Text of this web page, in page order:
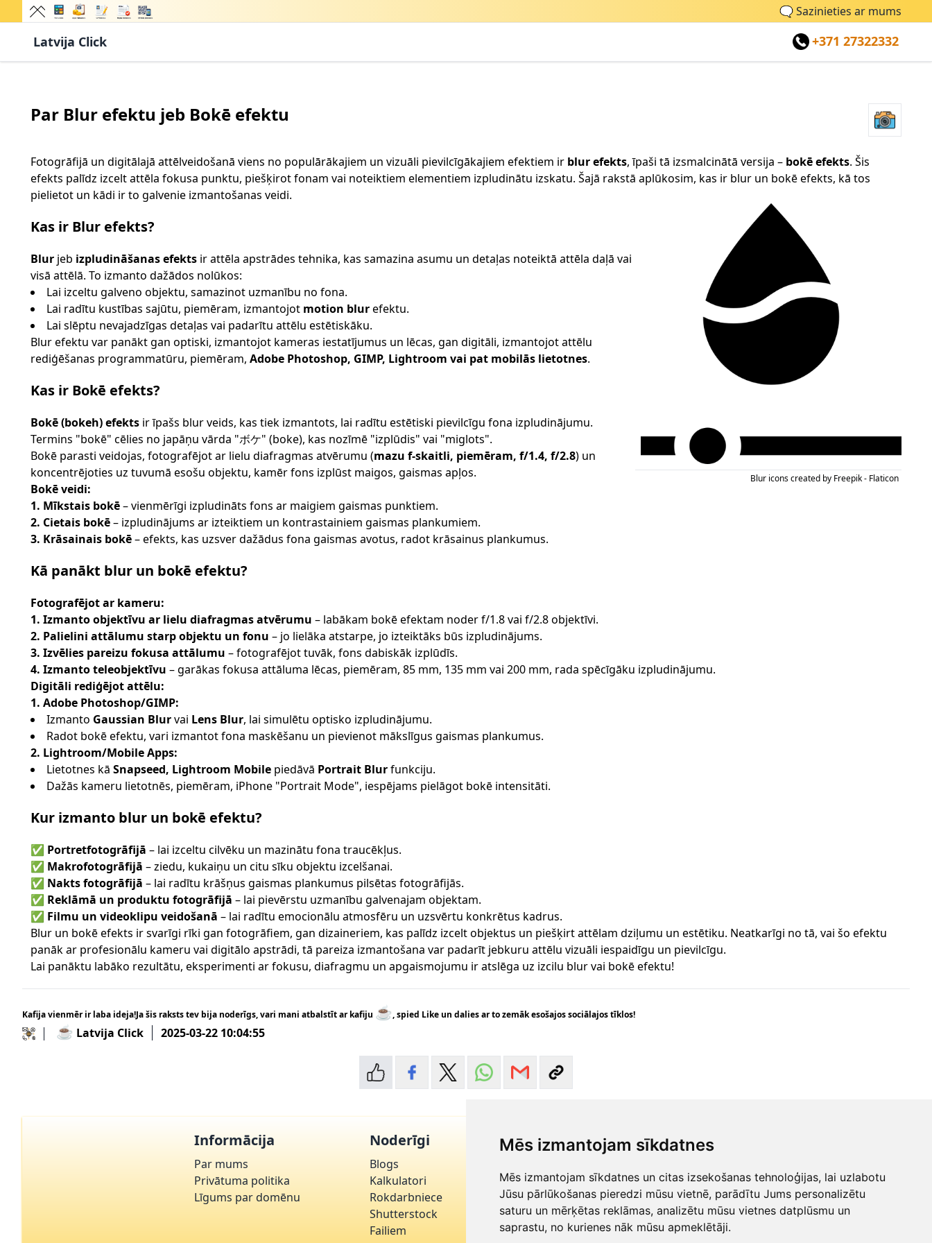
Mēs izmantojam sīkdatnes
Mēs izmantojam sīkdatnes un citas izsekošanas tehnoloģijas, lai uzlabotu
Jūsu pārlūkošanas pieredzi mūsu vietnē, parādītu Jums personalizētu
saturu un mērķētas reklāmas, analizētu mūsu vietnes datplūsmu un
saprastu, no kurienes nāk mūsu apmeklētāji.
🗨Sazinieties ar mums
Latvija Click +371 27322332
Par Blur efektu jeb Bokē efektu
Fotogrāfijā un digitālajā attēlveidošanā viens no populārākajiem un vizuāli pievilcīgākajiem efektiem ir blur efekts, īpaši tā izsmalcinātā versija – bokē efekts. Šis
efekts palīdz izcelt attēla fokusa punktu, piešķirot fonam vai noteiktiem elementiem izpludinātu izskatu. Šajā rakstā aplūkosim, kas ir blur un bokē efekts, kā tos
pielietot un kādi ir to galvenie izmantošanas veidi.
Blur icons created by Freepik - Flaticon
Kas ir Blur efekts?
Blur jeb izpludināšanas efekts ir attēla apstrādes tehnika, kas samazina asumu un detaļas noteiktā attēla daļā vai
visā attēlā. To izmanto dažādos nolūkos:
Lai izceltu galveno objektu, samazinot uzmanību no fona.
Lai radītu kustības sajūtu, piemēram, izmantojot motion blurefektu.
Lai slēptu nevajadzīgas detaļas vai padarītu attēlu estētiskāku.
Blur efektu var panākt gan optiski, izmantojot kameras iestatījumus un lēcas, gan digitāli, izmantojot attēlu
rediģēšanas programmatūru, piemēram, Adobe Photoshop, GIMP, Lightroom vai pat mobilās lietotnes.
Kas ir Bokē efekts?
Bokē (bokeh) efekts ir īpašs blur veids, kas tiek izmantots, lai radītu estētiski pievilcīgu fona izpludinājumu.
Termins "bokē" cēlies no japāņu vārda "ボケ" (boke), kas nozīmē "izplūdis" vai "miglots".
Bokē parasti veidojas, fotografējot ar lielu diafragmas atvērumu (mazu f-skaitli, piemēram, f/1.4, f/2.8) un
koncentrējoties uz tuvumā esošu objektu, kamēr fons izplūst maigos, gaismas apļos.
Bokē veidi:
1. Mīkstais bokē– vienmērīgi izpludināts fons ar maigiem gaismas punktiem.
2. Cietais bokē– izpludinājums ar izteiktiem un kontrastainiem gaismas plankumiem.
3. Krāsainais bokē– efekts, kas uzsver dažādus fona gaismas avotus, radot krāsainus plankumus.
Kā panākt blur un bokē efektu?
Fotografējot ar kameru:
1. Izmanto objektīvu ar lielu diafragmas atvērumu – labākam bokē efektam noder f/1.8 vai f/2.8 objektīvi.
2. Palielini attālumu starp objektu un fonu – jo lielāka atstarpe, jo izteiktāks būs izpludinājums.
3. Izvēlies pareizu fokusa attālumu – fotografējot tuvāk, fons dabiskāk izplūdīs.
4. Izmanto teleobjektīvu – garākas fokusa attāluma lēcas, piemēram, 85 mm, 135 mm vai 200 mm, rada spēcīgāku izpludinājumu.
Digitāli rediģējot attēlu:
1. Adobe Photoshop/GIMP:
Izmanto Gaussian Blurvai Lens Blur, lai simulētu optisko izpludinājumu.
Radot bokē efektu, vari izmantot fona maskēšanu un pievienot mākslīgus gaismas plankumus.
2. Lightroom/Mobile Apps:
Lietotnes kā Snapseed, Lightroom Mobile piedāvā Portrait Blurfunkciju.
Dažās kameru lietotnēs, piemēram, iPhone "Portrait Mode", iespējams pielāgot bokē intensitāti.
Kur izmanto blur un bokē efektu?
✅ Portretfotogrāfijā – lai izceltu cilvēku un mazinātu fona traucēkļus.
✅ Makrofotogrāfijā – ziedu, kukaiņu un citu sīku objektu izcelšanai.
✅ Nakts fotogrāfijā – lai radītu krāšņus gaismas plankumus pilsētas fotogrāfijās.
✅ Reklāmā un produktu fotogrāfijā – lai pievērstu uzmanību galvenajam objektam.
✅ Filmu un videoklipu veidošanā – lai radītu emocionālu atmosfēru un uzsvērtu konkrētus kadrus.
Blur un bokē efekts ir svarīgi rīki gan fotogrāfiem, gan dizaineriem, kas palīdz izcelt objektus un piešķirt attēlam dziļumu un estētiku. Neatkarīgi no tā, vai šo efektu
panāk ar profesionālu kameru vai digitālo apstrādi, tā pareiza izmantošana var padarīt jebkuru attēlu vizuāli iespaidīgu un pievilcīgu.
Lai panāktu labāko rezultātu, eksperimenti ar fokusu, diafragmu un apgaismojumu ir atslēga uz izcilu blur vai bokē efektu!
Kafija vienmēr ir laba ideja!Ja šis raksts tev bija noderīgs, vari mani atbalstīt ar kafiju ☕, spied Like un dalies ar to zemāk esošajos sociālajos tīklos!
☕ Latvija Click 2025-03-22 10:04:55
Uz augšu!
Informācija
Par mums
Privātuma politika
Līgums par domēnu
Noderīgi
Blogs
Kalkulatori
Rokdarbniece
Shutterstock
Failiem
Klientu apkalpošana
✉ info@latvija.click
📞 +371 27322332